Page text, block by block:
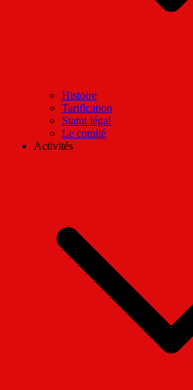
Histoire
Tarification
Statut légal
Le comité
Activités